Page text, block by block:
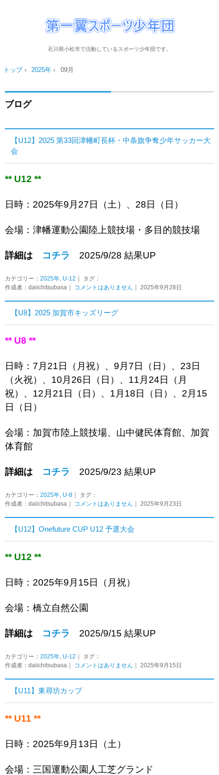
石川県小松市で活動しているスポーツ少年団です。
トップ› 2025年 › 09月
ブログ
【U12】2025 第33回津幡町⻑杯・中条旗争奪少年サッカー⼤
会
** U12 **
日時：2025年9月27日（土）、28日（日）
会場：津幡運動公園陸上競技場・多目的競技場
詳細は コチラ 2025/9/28 結果UP
カテゴリー： 2025年, U-12 ｜ タグ：
作成者：daiichitsubasa｜ コメントはありません ｜ 2025年9月28日
【U8】2025 加賀市キッズリーグ
** U8 **
日時：7月21日（月祝）、9月7日（日）、23日
（火祝）、10月26日（日）、11月24日（月
祝）、12月21日（日）、1月18日（日）、2月15
日（日）
会場：加賀市陸上競技場、山中健民体育館、加賀
体育館
詳細は コチラ 2025/9/23 結果UP
カテゴリー： 2025年, U-8 ｜ タグ：
作成者：daiichitsubasa｜ コメントはありません ｜ 2025年9月23日
【U12】Onefuture CUP U12 予選大会
** U12 **
日時：2025年9月15日（月祝）
会場：橋立自然公園
詳細は コチラ 2025/9/15 結果UP
カテゴリー： 2025年, U-12 ｜ タグ：
作成者：daiichitsubasa｜ コメントはありません ｜ 2025年9月15日
【U11】東尋坊カップ
** U11 **
日時：2025年9月13日（土）
会場：三国運動公園人工芝グランド